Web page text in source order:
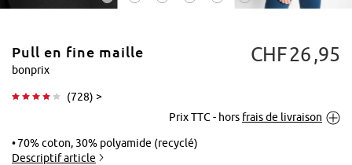
Tapoter pour
Pull en fine maille
bonprix
(728) >
CHF26 95
Prix TTC - hors frais de livraison
70% coton, 30% polyamide (recyclé)
Descriptif article